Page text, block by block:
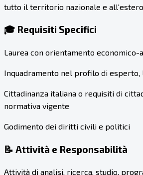
tutto il territorio nazionale e
🎓 Requisiti Specifici
Laurea con orientamento economico-
Inquadramento nel profilo di
Cittadinanza italiana o requisiti di
normativa vigente
Godimento dei diritti civili e politici
📝 Attività e Responsabilità
Attività di analisi, ricerca, studio,